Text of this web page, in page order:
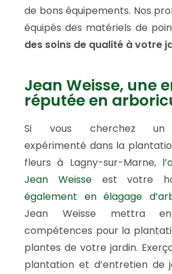
de bons équipements. Nos
équipés des matériels de
des soins de qualité à votre
Jean Weisse, une
réputée en
Si vous cherchez un
expérimenté dans la
fleurs à Lagny-sur-Marne,
Jean Weisseest votre
également en élagage
Jean Weisse mettra
compétences pour la
plantes de votre jardin.
plantation et d’entretien de